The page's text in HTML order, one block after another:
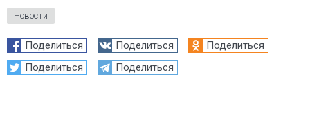
Новости
Поделиться Поделиться
Поделиться
Поделиться
Поделиться